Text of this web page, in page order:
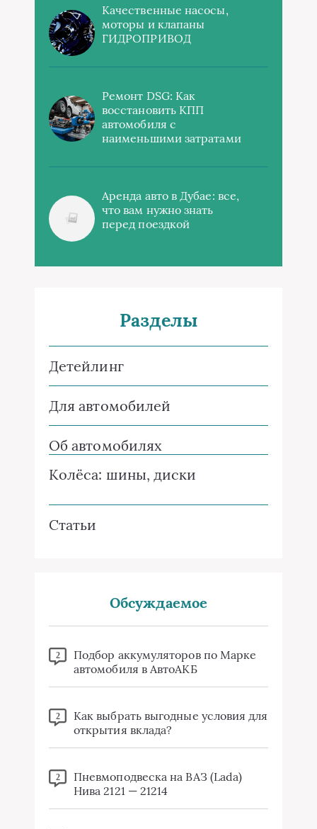
Качественные насосы,
моторы и клапаны
ГИДРОПРИВОД
Ремонт DSG: Как
восстановить КПП
автомобиля с
наименьшими затратами
Аренда авто в Дубае: все,
что вам нужно знать
перед поездкой
Разделы
Детейлинг
Для автомобилей
Об автомобилях
Колёса: шины, диски
Статьи
Обсуждаемое
2
Подбор аккумуляторов по Марке
автомобиля в АвтоАКБ
2
Как выбрать выгодные условия для
открытия вклада?
2
Пневмоподвеска на ВАЗ (Lada)
Нива 2121 — 21214